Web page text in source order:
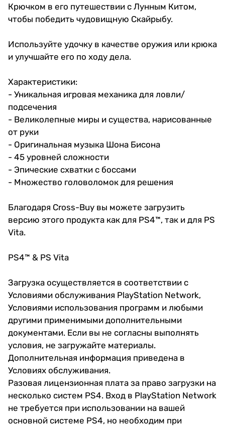
Крючком в его путешествии с Лунным Китом,
чтобы победить чудовищную Скайрыбу.
Используйте удочку в качестве оружия или крюка
и улучшайте его по ходу дела.
Характеристики:
- Уникальная игровая механика для ловли/
подсечения
- Великолепные миры и существа, нарисованные
от руки
- Оригинальная музыка Шона Бисона
- 45 уровней сложности
- Эпические схватки с боссами
- Множество головоломок для решения
Благодаря Cross-Buy вы можете загрузить
версию этого продукта как для PS4™, так и для PS
Vita.
PS4™ & PS Vita
Загрузка осуществляется в соответствии с
Условиями обслуживания PlayStation Network,
Условиями использования программ и любыми
другими применимыми дополнительными
документами. Если вы не согласны выполнять
условия, не загружайте материалы.
Дополнительная информация приведена в
Условиях обслуживания.
Разовая лицензионная плата за право загрузки на
несколько систем PS4. Вход в PlayStation Network
не требуется при использовании на вашей
основной системе PS4, но необходим при